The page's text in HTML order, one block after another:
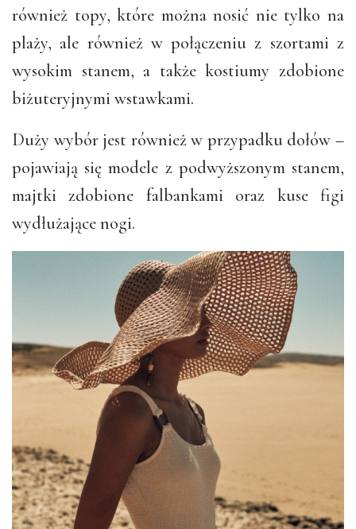
również topy, które można nosić nie tylko na
plaży, ale również w połączeniu z szortami z
wysokim stanem, a także kostiumy zdobione
biżuteryjnymi wstawkami.
Duży wybór jest również w przypadku dołów –
pojawiają się modele z podwyższonym stanem,
majtki zdobione falbankami oraz kuse figi
wydłużające nogi.